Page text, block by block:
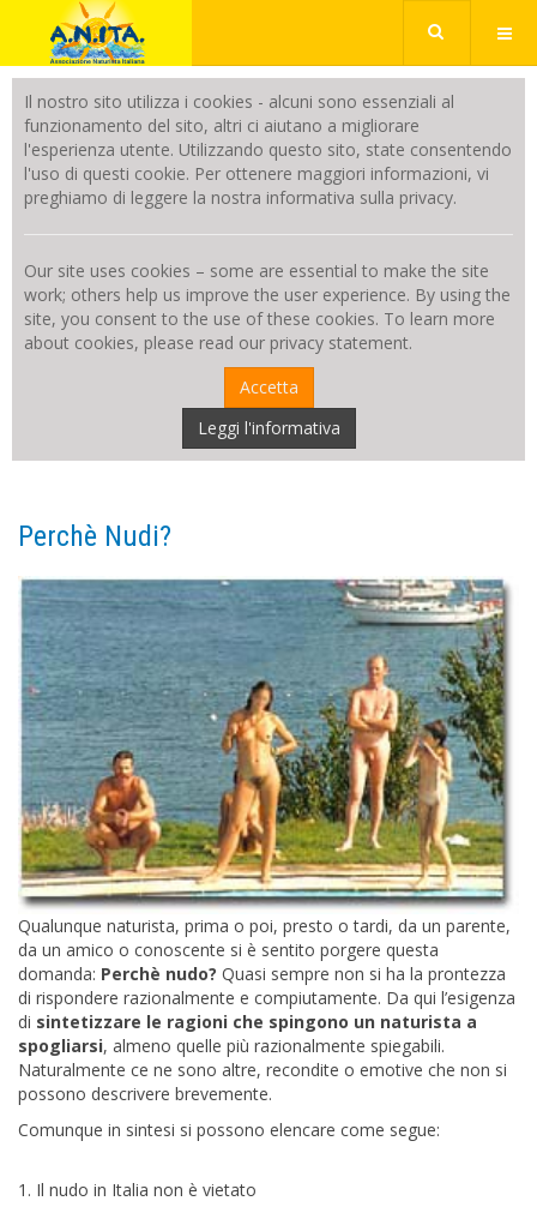
Il nostro sito utilizza i cookies - alcuni sono essenziali al
funzionamento del sito, altri ci aiutano a migliorare
l'esperienza utente. Utilizzando questo sito, state consentendo
l'uso di questi cookie. Per ottenere maggiori informazioni, vi
preghiamo di leggere la nostra informativa sulla privacy.
Our site uses cookies – some are essential to make the site
work; others help us improve the user experience. By using the
site, you consent to the use of these cookies. To learn more
about cookies, please read our privacy statement.
Accetta
Leggi l'informativa
Perchè Nudi?
Qualunque naturista, prima o poi, presto o tardi, da un parente,
da un amico o conoscente si è sentito porgere questa
domanda: Perchè nudo? Quasi sempre non si ha la prontezza
di rispondere razionalmente e compiutamente. Da qui l’esigenza
di sintetizzare le ragioni che spingono un naturista a
spogliarsi, almeno quelle più razionalmente spiegabili.
Naturalmente ce ne sono altre, recondite o emotive che non si
possono descrivere brevemente.
Comunque in sintesi si possono elencare come segue:
1. Il nudo in Italia non è vietato